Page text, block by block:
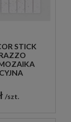
STICK
szt.